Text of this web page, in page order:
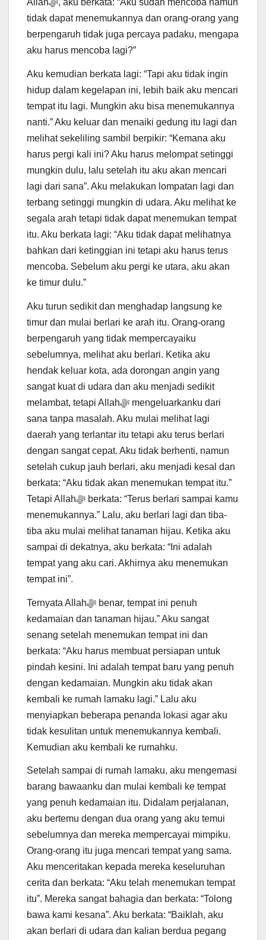
Allahﷻ, aku berkata: “Aku sudah mencoba namun
tidak dapat menemukannya dan orang-orang yang
berpengaruh tidak juga percaya padaku, mengapa
aku harus mencoba lagi?”
Aku kemudian berkata lagi: “Tapi aku tidak ingin
hidup dalam kegelapan ini, lebih baik aku mencari
tempat itu lagi. Mungkin aku bisa menemukannya
nanti.” Aku keluar dan menaiki gedung itu lagi dan
melihat sekeliling sambil berpikir: “Kemana aku
harus pergi kali ini? Aku harus melompat setinggi
mungkin dulu, lalu setelah itu aku akan mencari
lagi dari sana”. Aku melakukan lompatan lagi dan
terbang setinggi mungkin di udara. Aku melihat ke
segala arah tetapi tidak dapat menemukan tempat
itu. Aku berkata lagi: “Aku tidak dapat melihatnya
bahkan dari ketinggian ini tetapi aku harus terus
mencoba. Sebelum aku pergi ke utara, aku akan
ke timur dulu.”
Aku turun sedikit dan menghadap langsung ke
timur dan mulai berlari ke arah itu. Orang-orang
berpengaruh yang tidak mempercayaiku
sebelumnya, melihat aku berlari. Ketika aku
hendak keluar kota, ada dorongan angin yang
sangat kuat di udara dan aku menjadi sedikit
melambat, tetapi Allahﷻ mengeluarkanku dari
sana tanpa masalah. Aku mulai melihat lagi
daerah yang terlantar itu tetapi aku terus berlari
dengan sangat cepat. Aku tidak berhenti, namun
setelah cukup jauh berlari, aku menjadi kesal dan
berkata: “Aku tidak akan menemukan tempat itu.”
Tetapi Allahﷻ berkata: “Terus berlari sampai kamu
menemukannya.” Lalu, aku berlari lagi dan tiba-
tiba aku mulai melihat tanaman hijau. Ketika aku
sampai di dekatnya, aku berkata: “Ini adalah
tempat yang aku cari. Akhirnya aku menemukan
tempat ini”.
Ternyata Allahﷻ benar, tempat ini penuh
kedamaian dan tanaman hijau.” Aku sangat
senang setelah menemukan tempat ini dan
berkata: “Aku harus membuat persiapan untuk
pindah kesini. Ini adalah tempat baru yang penuh
dengan kedamaian. Mungkin aku tidak akan
kembali ke rumah lamaku lagi.” Lalu aku
menyiapkan beberapa penanda lokasi agar aku
tidak kesulitan untuk menemukannya kembali.
Kemudian aku kembali ke rumahku.
Setelah sampai di rumah lamaku, aku mengemasi
barang bawaanku dan mulai kembali ke tempat
yang penuh kedamaian itu. Didalam perjalanan,
aku bertemu dengan dua orang yang aku temui
sebelumnya dan mereka mempercayai mimpiku.
Orang-orang itu juga mencari tempat yang sama.
Aku menceritakan kepada mereka keseluruhan
cerita dan berkata: “Aku telah menemukan tempat
itu”. Mereka sangat bahagia dan berkata: “Tolong
bawa kami kesana”. Aku berkata: “Baiklah, aku
akan berlari di udara dan kalian berdua pegang